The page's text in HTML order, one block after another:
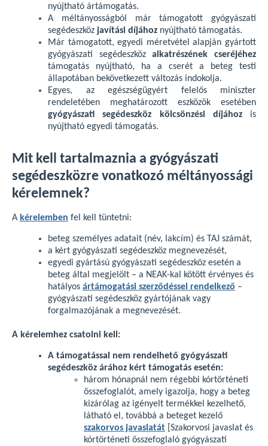
nyújtható ártámogatás.
A méltányosságból már támogatott gyógyászati
segédeszköz javítási díjához nyújtható támogatás.
Már támogatott, egyedi méretvétel alapján gyártott
gyógyászati segédeszközalkatrészének cseréjéhez
támogatás nyújtható, ha a cserét a beteg testi
állapotában bekövetkezett változás indokolja.
Egyes, az egészségügyért felelős miniszter
rendeletében meghatározott eszközök esetében
gyógyászati segédeszköz kölcsönzési díjáhozis
nyújtható egyedi támogatás.
Mit kell tartalmaznia a gyógyászati
segédeszközre vonatkozó méltányossági
kérelemnek?
A kérelemben fel kell tüntetni:
beteg személyes adatait (név, lakcím) és TAJ számát,
a kért gyógyászati segédeszköz megnevezését,
egyedi gyártású gyógyászati segédeszköz esetén a
beteg által megjelölt – a NEAK-kal kötött érvényes és
hatályos ártámogatási szerződéssel rendelkező –
gyógyászati segédeszköz gyártójának vagy
forgalmazójának a megnevezését.
A kérelemhez csatolni kell:
A támogatással nem rendelhető gyógyászati
segédeszköz árához kért támogatás esetén:
három hónapnál nem régebbi kórtörténeti
összefoglalót, amely igazolja, hogy a beteg
kizárólag az igényelt termékkel kezelhető,
látható el, továbbá a beteget kezelő
szakorvos javaslatát [Szakorvosi javaslat és
kórtörténeti összefoglaló gyógyászati